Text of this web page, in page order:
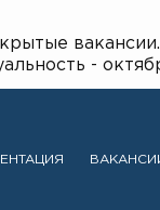
вакансии.
-
2025г.